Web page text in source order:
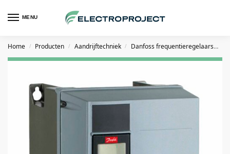
MENU
Home / Producten / Aandrijftechniek / Danfoss frequentieregelaars